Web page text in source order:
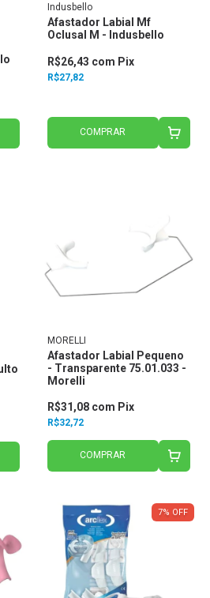
Indusbello
Afastador Labial Mf
Oclusal M - Indusbello
R$27,82
R$26,43 com Pix
COMPRAR
MORELLI
Afastador Labial Pequeno
- Transparente 75.01.033 -
Morelli
R$32,72
R$31,08 com Pix
COMPRAR
7% OFF